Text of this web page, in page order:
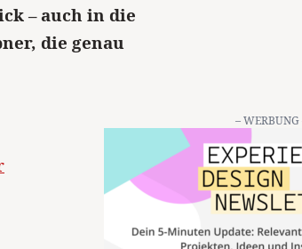
– auch in die
die genau
– WERBUNG